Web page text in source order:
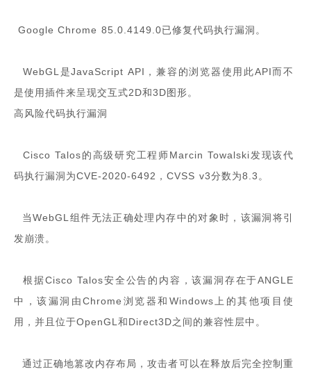
Google Chrome 85.0.4149.0已修复代码执行漏洞。
WebGL是JavaScript API，兼容的浏览器使用此API而不
是使用插件来呈现交互式2D和3D图形。
高风险代码执行漏洞
Cisco Talos的高级研究工程师Marcin Towalski发现该代
码执行漏洞为CVE-2020-6492，CVSS v3分数为8.3。
当WebGL组件无法正确处理内存中的对象时，该漏洞将引
发崩溃。
根据Cisco Talos安全公告的内容，该漏洞存在于ANGLE
中，该漏洞由Chrome浏览器和Windows上的其他项目使
用，并且位于OpenGL和Direct3D之间的兼容性层中。
通过正确地篡改内存布局，攻击者可以在释放后完全控制重